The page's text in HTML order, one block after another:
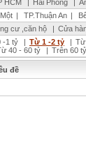
HCM | Hải Phòng |
| TP.Thuận An |
cư ,căn hộ | Cửa
-1 tỷ | Từ 1 -2 tỷ | Từ
40 - 60 tỷ | Trên 60 tỷ
đề